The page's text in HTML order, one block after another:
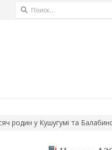
Найти:
та Балабиному знову зі… У